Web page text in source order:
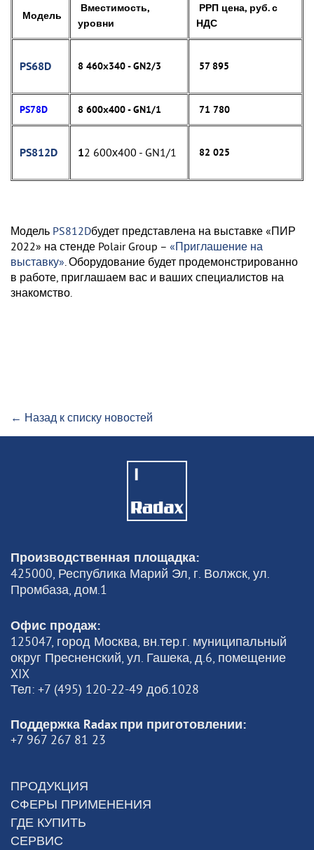
Модель
Вместимость,
уровни
РРП цена, руб. с
НДС
PS68D 8 460х340 - GN2/3 57 895
PS78D 8 600х400 - GN1/1 71 780
PS812D 12 600х400 - GN1/1 82 025
Модель PS812Dбудет представлена на выставке «ПИР
2022» на стенде Polair Group – «Приглашение на
выставку». Оборудование будет продемонстрированно
в работе, приглашаем вас и ваших специалистов на
знакомство.
← Назад к списку новостей
Производственная площадка:
425000, Республика Марий Эл, г. Волжск, ул.
Промбаза, дом.1
Офис продаж:
125047, город Москва, вн.тер.г. муниципальный
округ Пресненский, ул. Гашека, д.6, помещение
XIX
Тел: +7 (495) 120-22-49 доб.1028
Поддержка Radax при приготовлении:
+7 967 267 81 23
ПРОДУКЦИЯ
СФЕРЫ ПРИМЕНЕНИЯ
ГДЕ КУПИТЬ
СЕРВИС